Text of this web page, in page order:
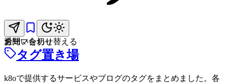
お問い合わせ
通知
テーマを切り替える
タグ置き場
k8oで提供するサービスやブログのタグをまとめました。各